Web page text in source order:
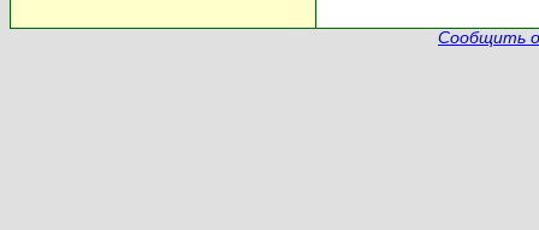
Сообщить о